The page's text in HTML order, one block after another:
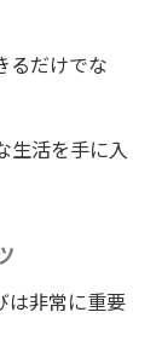
るだけでな
生活を手に入
は非常に重要